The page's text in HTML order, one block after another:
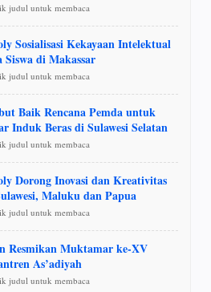
judul untuk membaca
Sosialisasi Kekayaan Intelektual
di Makassar
judul untuk membaca
Baik Rencana Pemda untuk
Induk Beras di Sulawesi Selatan
judul untuk membaca
Dorong Inovasi dan Kreativitas
Maluku dan Papua
judul untuk membaca
Resmikan Muktamar ke-XV
As’adiyah
judul untuk membaca